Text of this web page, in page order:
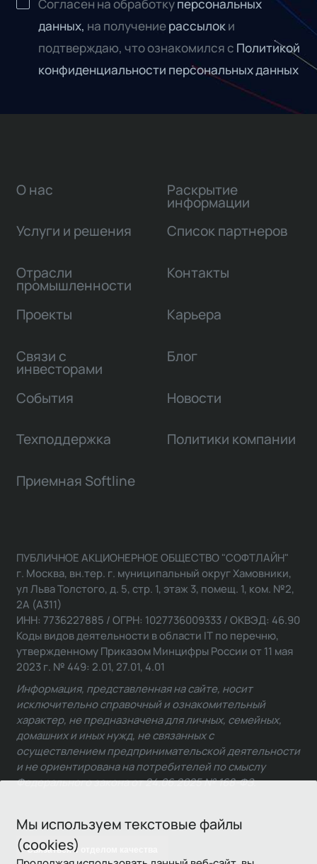
Согласен на обработкуперсональных
данных, на получениерассылоки
подтверждаю, что ознакомился с Политикой
конфиденциальности персональных данных
Мы используем текстовые файлы
(cookies)
О нас
Услуги и решения
Отрасли
промышленности
Проекты
Связи с
инвесторами
Раскрытие
информации
Список партнеров
Контакты
Карьера
Блог
События Новости
Техподдержка Политики компании
Приемная Softline
Связаться с отделом качества
ПУБЛИЧНОЕ АКЦИОНЕРНОЕ ОБЩЕСТВО "СОФТЛАЙН"
г. Москва, вн.тер. г. муниципальный округ Хамовники,
ул Льва Толстого, д. 5, стр. 1, этаж 3, помещ. 1, ком. №2,
2А (А311)
ИНН: 7736227885 / ОГРН: 1027736009333 / ОКВЭД: 46.90
Коды видов деятельности в области IT по перечню,
утвержденному Приказом Минцифры России от 11 мая
2023 г. № 449: 2.01, 27.01, 4.01
Информация, представленная на сайте, носит
исключительно справочный и ознакомительный
характер, не предназначена для личных, семейных,
домашних и иных нужд, не связанных с
осуществлением предпринимательской деятельности
и не ориентирована на потребителей по смыслу
Федерального закона от 24.06.2025 № 168-ФЗ.